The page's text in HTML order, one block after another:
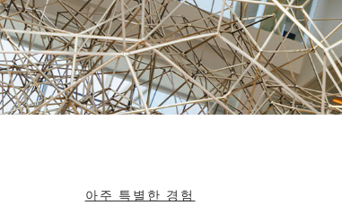
아주 특별한 경험